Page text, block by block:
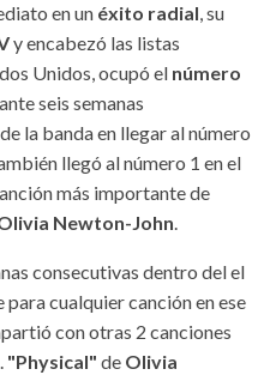
en un éxito radial, su
y encabezó las listas
Unidos, ocupó el número
seis semanas
la banda en llegar al número
llegó al número 1 en el
más importante de
Newton-John.
consecutivas dentro del el
cualquier canción en ese
con otras 2 canciones
"Physical" de Olivia